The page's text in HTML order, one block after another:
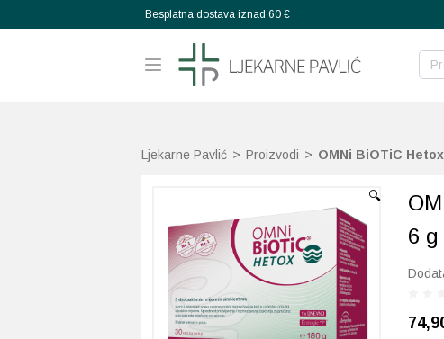
Besplatna dostava iznad 60 €
Ljekarne Pavlić > Proizvodi > OMNi BiOTiC
🔍
6 g